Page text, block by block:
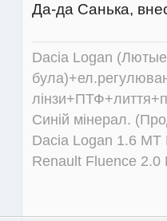
Да-да Санька,
Dacia Logan
Синій мінерал.
Dacia Logan 1.6 MT
Renault Fluence